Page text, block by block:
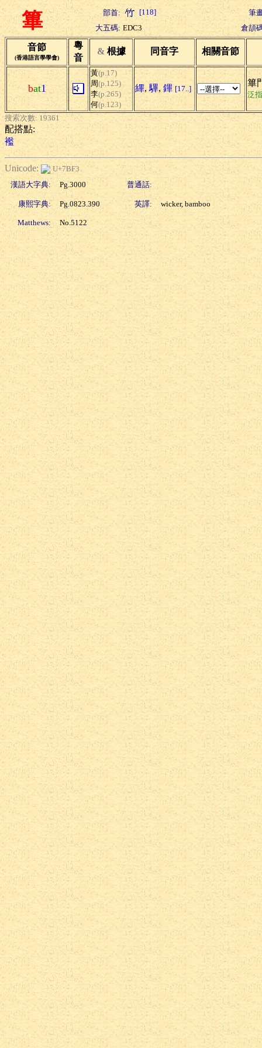
篳 部首: [118]
筆
大五碼: EDC3 倉頡
音節
(香港語言學學會)
粵
音
& 根據 同音字 相關音節
bat1
黃(p.17)
周(p.125)
李(p.265)
何(p.123)
縪, 驆, 鏎 [17..]
篳
泛
搜索次數: 19361
配搭點:
襤
Unicode:
U+7BF3
漢語大字典:
Pg.3000 普通話:
康熙字典: Pg.0823.390 英譯: wicker, bamboo
Matthews: No.5122